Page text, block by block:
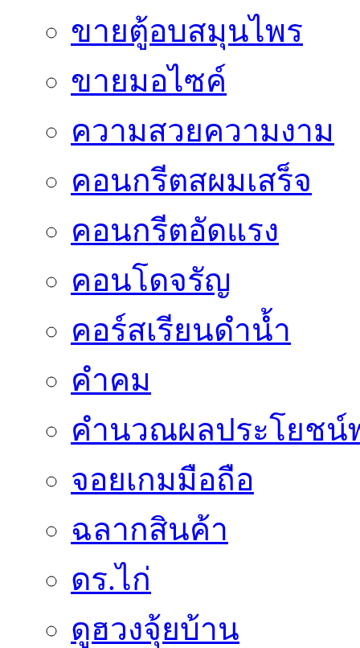
ขายตู้อบสมุนไพร
ขายมอไซค์
ความสวยความงาม
คอนกรีตสผมเสร็จ
คอนกรีตอัดแรง
คอนโดจรัญ
คอร์สเรียนดำน้ำ
คำคม
คำนวณผลประโยชน์
จอยเกมมือถือ
ฉลากสินค้า
ดร.ไก่
ดูฮวงจุ้ยบ้าน